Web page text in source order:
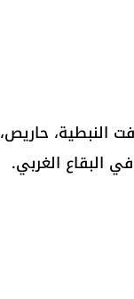
النبطية، حاريص،
​البقاع الغربي​.